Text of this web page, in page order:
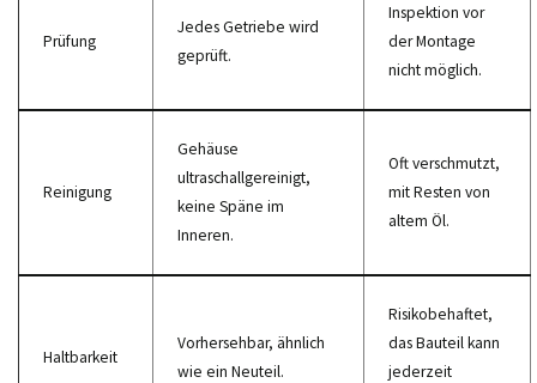
Prüfung
Jedes Getriebe wird
geprüft.
Inspektion vor
der Montage
nicht möglich.
Reinigung
Gehäuse
ultraschallgereinigt,
keine Späne im
Inneren.
Oft verschmutzt,
mit Resten von
altem Öl.
Haltbarkeit
Vorhersehbar, ähnlich
wie ein Neuteil.
Risikobehaftet,
das Bauteil kann
jederzeit